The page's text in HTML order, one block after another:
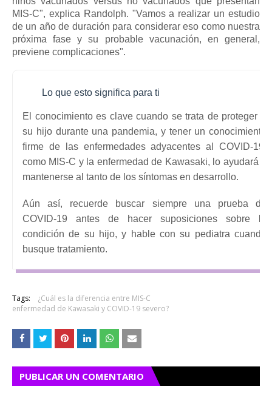
MIS-C", explica Randolph. "Vamos a realizar un estudio
de un año de duración para considerar eso como nuestra
próxima fase y su probable vacunación, en general,
previene complicaciones".
Lo que esto significa para ti
El conocimiento es clave cuando se trata de proteger a
su hijo durante una pandemia, y tener un conocimiento
firme de las enfermedades adyacentes al COVID-19,
como MIS-C y la enfermedad de Kawasaki, lo ayudará a
mantenerse al tanto de los síntomas en desarrollo.
Aún así, recuerde buscar siempre una prueba de
COVID-19 antes de hacer suposiciones sobre la
condición de su hijo, y hable con su pediatra cuando
busque tratamiento.
Tags:
¿Cuál es la diferencia entre MIS-C
enfermedad de Kawasaki y COVID-19 severo?
PUBLICAR UN COMENTARIO